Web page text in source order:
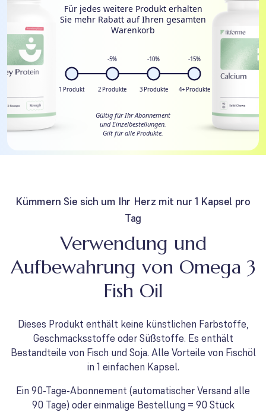
Für jedes weitere Produkt erhalten
Sie mehr Rabatt auf Ihren gesamten
Warenkorb
1 Produkt
-5%
2 Produkte
-10%
3 Produkte
-15%
4+ Produkte
Gültig für Ihr Abonnement
und Einzelbestellungen.
Gilt für alle Produkte.
Kümmern Sie sich um Ihr Herz mit nur 1 Kapsel pro
Tag
Verwendung und
Aufbewahrung von Omega 3
Fish Oil
Dieses Produkt enthält keine künstlichen Farbstoffe,
Geschmacksstoffe oder Süßstoffe. Es enthält
Bestandteile von Fisch und Soja. Alle Vorteile von Fischöl
in 1 einfachen Kapsel.
Ein 90-Tage-Abonnement (automatischer Versand alle
90 Tage) oder einmalige Bestellung = 90 Stück